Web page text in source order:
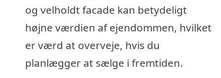
og velholdt facade kan betydeligt
højne værdien af ejendommen, hvilket
er værd at overveje, hvis du
planlægger at sælge i fremtiden.